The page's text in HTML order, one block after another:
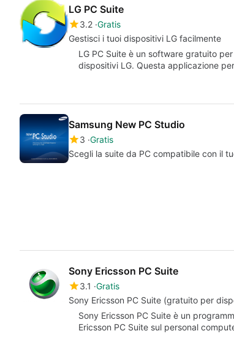
LG PC Suite
3.2 Gratis
Gestisci i tuoi dispositivi LG facilmente
LG PC Suite è un software gratuito
dispositivi LG. Questa applicazione
Samsung New PC Studio
3 Gratis
Scegli la suite da PC compatibile con il
Sony Ericsson PC Suite
3.1 Gratis
Sony Ericsson PC Suite (gratuito per
Sony Ericsson PC Suite è un
Ericsson PC Suite sul personal